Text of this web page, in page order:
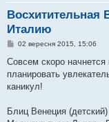
Восхитительная
Италию
П
в
д
о
е
02 вересня 2015, 15:06
Совсем скоро
планировать
каникул!
Блиц Венеция (детский)